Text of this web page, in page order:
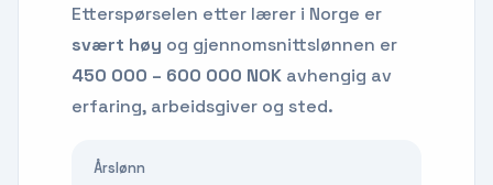
Etterspørselen etter lærer i Norge er
svært høy og gjennomsnittslønnen er
450 000 – 600 000 NOK avhengig av
erfaring, arbeidsgiver og sted.
Årslønn